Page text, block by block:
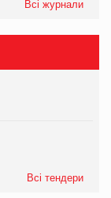
Всі журнали
Всі тендери